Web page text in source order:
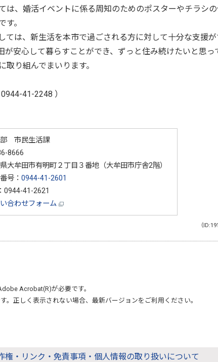
、婚活イベントに係る周知のためのポスターやチラシ
。
は、新生活を本市で過ごされる方に対して十分な支援が
が安心して暮らすことができ、ずっと住み続けたいと思っ
り組んでまいります。
41-2248 ）
市民生活課
8666
大牟田市有明町２丁目３番地（大牟田市庁舎2階）
号： 0944-41-2601
0944-41-2621
合わせフォーム
（
Acrobat(R)が必要です。
。正しく表示されない場合、最新バージョンをご利用ください。
権・リンク・免責事項・個人情報の取り扱いについて